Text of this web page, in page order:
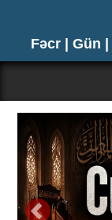
Fəcr | Gün |